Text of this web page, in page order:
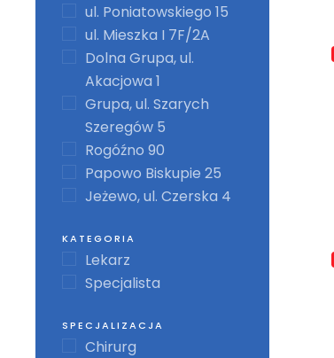
ul. Poniatowskiego 15
ul. Mieszka I 7F/2A
Dolna Grupa, ul.
Akacjowa 1
Grupa, ul. Szarych
Szeregów 5
Rogóźno 90
Papowo Biskupie 25
Jeżewo, ul. Czerska 4
KATEGORIA
Lekarz
Specjalista
SPECJALIZACJA
Chirurg